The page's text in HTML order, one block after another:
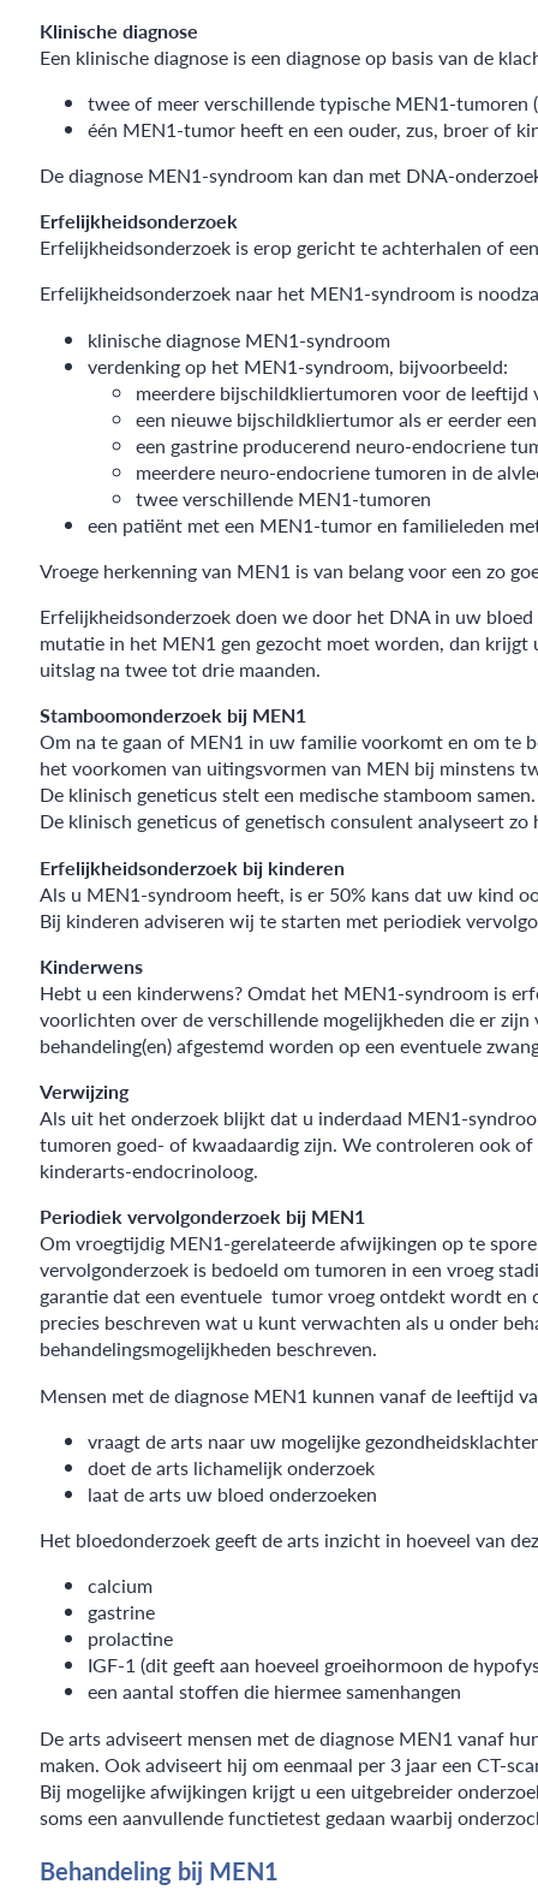
Klinische diagnose
Een klinische diagnose is een diagnose op basis van de
twee of meer verschillende typische MEN1-
één MEN1-tumor heeft en een ouder, zus, broer of
De diagnose MEN1-syndroom kan dan met DNA-
Erfelijkheidsonderzoek
Erfelijkheidsonderzoek is erop gericht te achterhalen of
Erfelijkheidsonderzoek naar het MEN1-syndroom is
klinische diagnose MEN1-syndroom
verdenking op het MEN1-syndroom, bijvoorbeeld:
meerdere bijschildkliertumoren voor de leeftijd
een nieuwe bijschildkliertumor als er eerder
een gastrine producerend neuro-endocriene
meerdere neuro-endocriene tumoren in de
twee verschillende MEN1-tumoren
een patiënt met een MEN1-tumor en familieleden
Vroege herkenning van MEN1 is van belang voor een zo
Erfelijkheidsonderzoek doen we door het DNA in uw
mutatie in het MEN1 gen gezocht moet worden, dan
uitslag na twee tot drie maanden.
Stamboomonderzoek bij MEN1
Om na te gaan of MEN1 in uw familie voorkomt en om te
het voorkomen van uitingsvormen van MEN bij minstens
De klinisch geneticus stelt een medische stamboom
De klinisch geneticus of genetisch consulent analyseert
Erfelijkheidsonderzoek bij kinderen
Als u MEN1-syndroom heeft, is er 50% kans dat uw kind
Bij kinderen adviseren wij te starten met periodiek
Kinderwens
Hebt u een kinderwens? Omdat het MEN1-syndroom is
voorlichten over de verschillende mogelijkheden die er
behandeling(en) afgestemd worden op een eventuele
Verwijzing
Als uit het onderzoek blijkt dat u inderdaad MEN1-
tumoren goed- of kwaadaardig zijn. We controleren ook
kinderarts-endocrinoloog.
Periodiek vervolgonderzoek bij MEN1
Om vroegtijdig MEN1-gerelateerde afwijkingen op te
vervolgonderzoek is bedoeld om tumoren in een vroeg
garantie dat een eventuele tumor vroeg ontdekt wordt en
precies beschreven wat u kunt verwachten als u onder
behandelingsmogelijkheden beschreven.
Mensen met de diagnose MEN1 kunnen vanaf de leeftijd
vraagt de arts naar uw mogelijke
doet de arts lichamelijk onderzoek
laat de arts uw bloed onderzoeken
Het bloedonderzoek geeft de arts inzicht in hoeveel van
calcium
gastrine
prolactine
IGF-1 (dit geeft aan hoeveel groeihormoon de
een aantal stoffen die hiermee samenhangen
De arts adviseert mensen met de diagnose MEN1 vanaf
maken. Ook adviseert hij om eenmaal per 3 jaar een CT-
Bij mogelijke afwijkingen krijgt u een uitgebreider
soms een aanvullende functietest gedaan waarbij
Behandeling bij MEN1